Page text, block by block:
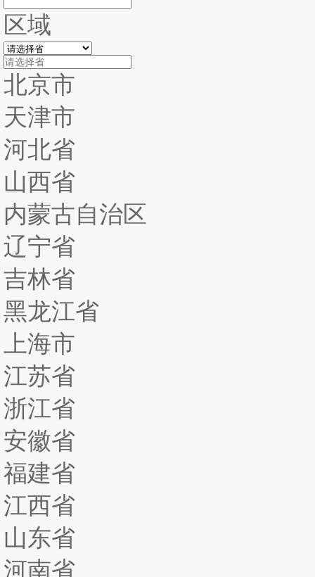
区域
北京市
天津市
河北省
山西省
内蒙古自治区
辽宁省
吉林省
黑龙江省
上海市
江苏省
浙江省
安徽省
福建省
江西省
山东省
河南省